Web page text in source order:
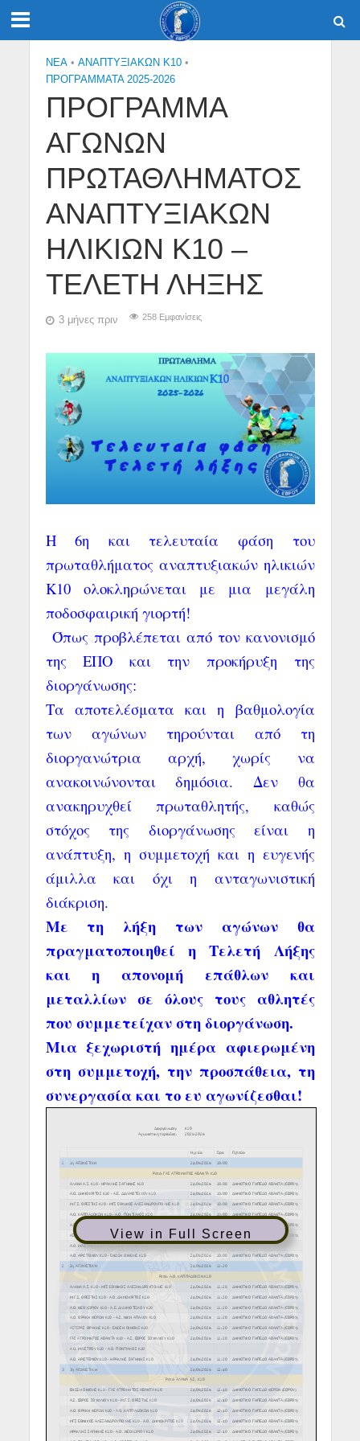
NEA • ΑΝΑΠΤΥΞΙΑΚΩΝ Κ10 •
ΠΡΟΓΡΑΜΜΑΤΑ 2025-2026
ΠΡΟΓΡΑΜΜΑ
ΑΓΩΝΩΝ
ΠΡΩΤΑΘΛΗΜΑΤΟΣ
ΑΝΑΠΤΥΞΙΑΚΩΝ
ΗΛΙΚΙΩΝ Κ10 –
ΤΕΛΕΤΗ ΛΗΞΗΣ
3 μήνες πριν 258 Εμφανίσεις
Η 6η και τελευταία φάση του
πρωταθλήματος αναπτυξιακών ηλικιών
Κ10 ολοκληρώνεται με μια μεγάλη
ποδοσφαιρική γιορτή!
Όπως προβλέπεται από τον κανονισμό
της ΕΠΟ και την προκήρυξη της
διοργάνωσης:
Τα αποτελέσματα και η βαθμολογία
των αγώνων τηρούνται από τη
διοργανώτρια αρχή, χωρίς να
ανακοινώνονται δημόσια. Δεν θα
ανακηρυχθεί πρωταθλητής, καθώς
στόχος της διοργάνωσης είναι η
ανάπτυξη, η συμμετοχή και η ευγενής
άμιλλα και όχι η ανταγωνιστική
διάκριση.
Με τη λήξη των αγώνων θα
πραγματοποιηθεί η Τελετή Λήξης
και η απονομή επάθλων και
μεταλλίων σε όλους τους αθλητές
που συμμετείχαν στη διοργάνωση.
Μια ξεχωριστή ημέρα αφιερωμένη
στη συμμετοχή, την προσπάθεια, τη
συνεργασία και το ευ αγωνίζεσθαι!
View in Full Screen